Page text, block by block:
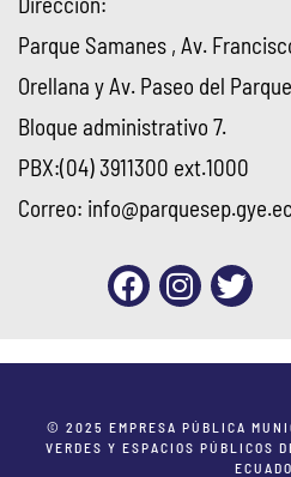
Parque Samanes , Av.
Orellana y Av. Paseo del
Bloque administrativo 7.
PBX:(04) 3911300 ext.1000
Correo: info@parquesep.gye.ec
© 2025 EMPRESA PÚBLICA
VERDES Y ESPACIOS PÚBLICOS